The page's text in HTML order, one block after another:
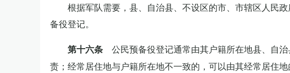
根据军队需要，县、自治县、不设区的市、市辖区人民
备役登记。
第十六条 公民预备役登记通常由其户籍所在地县、自
责；经常居住地与户籍所在地不一致的，可以由其经常居住